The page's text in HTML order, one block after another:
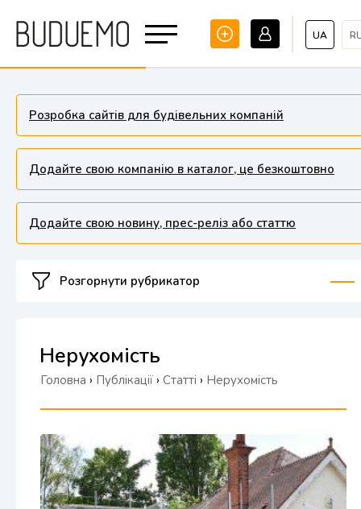
UA
Розробка сайтів для будівельних компаній
Додайте свою компанію в каталог, це безкоштовно
Додайте свою новину, прес-реліз або статтю
Розгорнути рубрикатор
Нерухомість
Головна › Публікації › Статті › Нерухомість